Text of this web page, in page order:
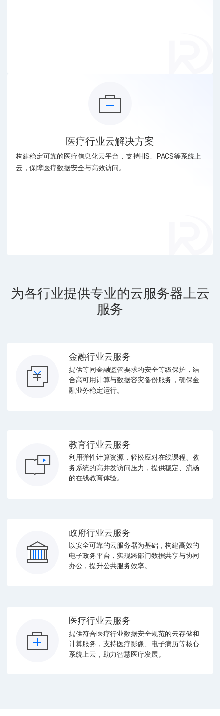
医疗行业云解决方案
构建稳定可靠的医疗信息化云平台，支持HIS、PACS等系统上
云，保障医疗数据安全与高效访问。
为各行业提供专业的云服务器上云
服务
金融行业云服务
提供等同金融监管要求的安全等级保护，结
合高可用计算与数据容灾备份服务，确保金
融业务稳定运行。
教育行业云服务
利用弹性计算资源，轻松应对在线课程、教
务系统的高并发访问压力，提供稳定、流畅
的在线教育体验。
政府行业云服务
以安全可靠的云服务器为基础，构建高效的
电子政务平台，实现跨部门数据共享与协同
办公，提升公共服务效率。
医疗行业云服务
提供符合医疗行业数据安全规范的云存储和
计算服务，支持医疗影像、电子病历等核心
系统上云，助力智慧医疗发展。